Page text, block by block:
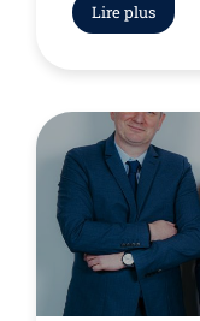
Lire plus